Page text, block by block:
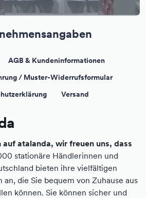
AGB & Kundeninformationen
/ Muster-Widerrufsformular
Versand
atalanda, wir freuen uns, dass
stationäre Händlerinnen und
bieten ihre vielfältigen
die Sie bequem von Zuhause aus
können. Sie können sicher und